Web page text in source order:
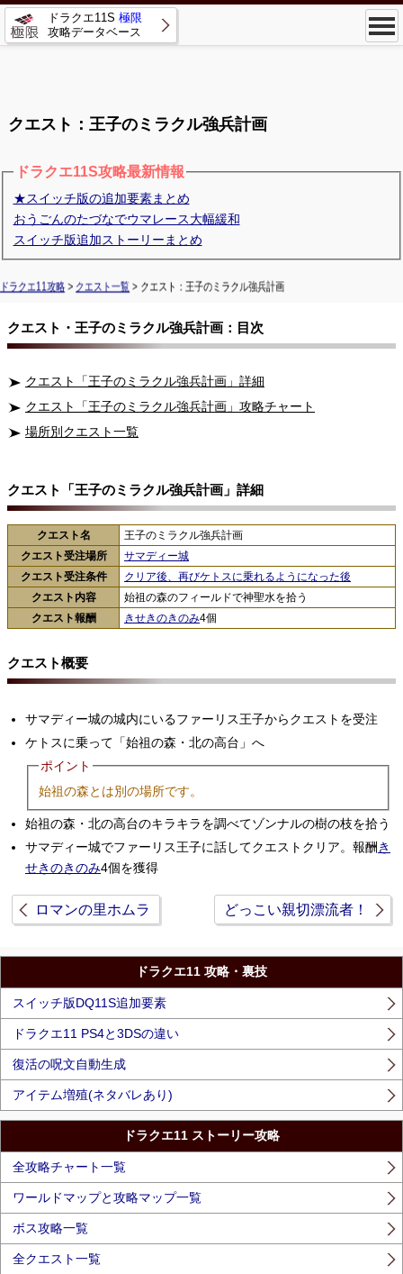
ドラクエ11S 極限
攻略データベース
クエスト：王子のミラクル強兵計画
ドラクエ11S攻略最新情報
★スイッチ版の追加要素まとめ
おうごんのたづなでウマレース大幅緩和
スイッチ版追加ストーリーまとめ
ドラクエ11攻略 > クエスト一覧 > クエスト：王子のミラクル強兵計画
クエスト・王子のミラクル強兵計画：目次
クエスト「王子のミラクル強兵計画」詳細
クエスト「王子のミラクル強兵計画」攻略チャート
場所別クエスト一覧
クエスト「王子のミラクル強兵計画」詳細
クエスト名
王子のミラクル強兵計画
クエスト受注場所
サマディー城
クエスト受注条件
クリア後、再びケトスに乗れるようになった後
クエスト内容
始祖の森のフィールドで神聖水を拾う
クエスト報酬
きせきのきのみ4個
クエスト概要
サマディー城の城内にいるファーリス王子からクエストを受注
ケトスに乗って「始祖の森・北の高台」へ
ポイント
始祖の森とは別の場所です。
始祖の森・北の高台のキラキラを調べてゾンナルの樹の枝を拾う
サマディー城でファーリス王子に話してクエストクリア。報酬 き
せきのきのみ4個を獲得
ロマンの里ホムラ どっこい親切漂流者！
ドラクエ11 攻略・裏技
スイッチ版DQ11S追加要素
ドラクエ11 PS4と3DSの違い
復活の呪文自動生成
アイテム増殖(ネタバレあり)
ドラクエ11 ストーリー攻略
全攻略チャート一覧
ワールドマップと攻略マップ一覧
ボス攻略一覧
全クエスト一覧